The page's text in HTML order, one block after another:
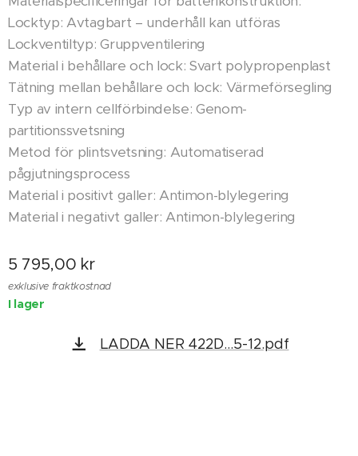
Locktyp: Avtagbart – underhåll kan utföras
Lockventiltyp: Gruppventilering
Material i behållare och lock: Svart polypropenplast
Tätning mellan behållare och lock: Värmeförsegling
Typ av intern cellförbindelse: Genom-
partitionssvetsning
Metod för plintsvetsning: Automatiserad
pågjutningsprocess
Material i positivt galler: Antimon-blylegering
Material i negativt galler: Antimon-blylegering
5 795,00 kr
exklusive fraktkostnad
I lager
LADDA NER 422D...5-12.pdf